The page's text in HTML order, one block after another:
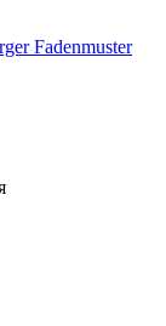
Fadenmuster